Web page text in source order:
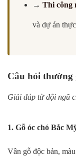
→ Thi công
và dự án
Câu hỏi thường
Giải đáp từ đội ngũ
1. Gỗ óc chó Bắc
Vân gỗ độc bản,